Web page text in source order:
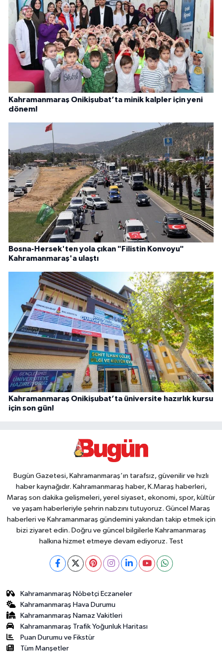
Kahramanmaraş Onikişubat’ta minik kalpler için yeni
dönem!
Bosna-Hersek'ten yola çıkan "Filistin Konvoyu"
Kahramanmaraş'a ulaştı
Kahramanmaraş Onikişubat’ta üniversite hazırlık kursu
için son gün!
Bugün Gazetesi, Kahramanmaraş’ın tarafsız, güvenilir ve hızlı
haber kaynağıdır. Kahramanmaraş haber, K.Maraş haberleri,
Maraş son dakika gelişmeleri, yerel siyaset, ekonomi, spor, kültür
ve yaşam haberleriyle şehrin nabzını tutuyoruz. Güncel Maraş
haberleri ve Kahramanmaraş gündemini yakından takip etmek için
bizi ziyaret edin. Doğru ve güncel bilgilerle Kahramanmaraş
halkına hizmet etmeye devam ediyoruz. Test
Kahramanmaraş Nöbetçi Eczaneler
Kahramanmaraş Hava Durumu
Kahramanmaraş Namaz Vakitleri
Kahramanmaraş Trafik Yoğunluk Haritası
Puan Durumu ve Fikstür
Tüm Manşetler